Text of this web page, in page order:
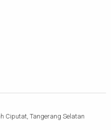
Ciputat, Tangerang Selatan